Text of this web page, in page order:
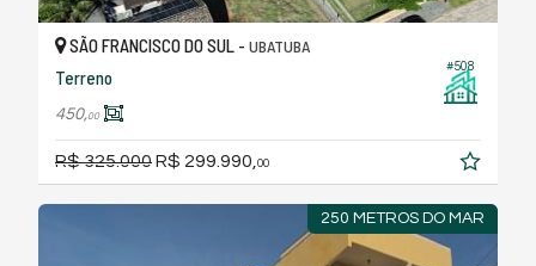
#508
SÃO FRANCISCO DO SUL - UBATUBA
Terreno
450,00
R$ 325.000R$ 299.990,00
250 METROS DO MAR